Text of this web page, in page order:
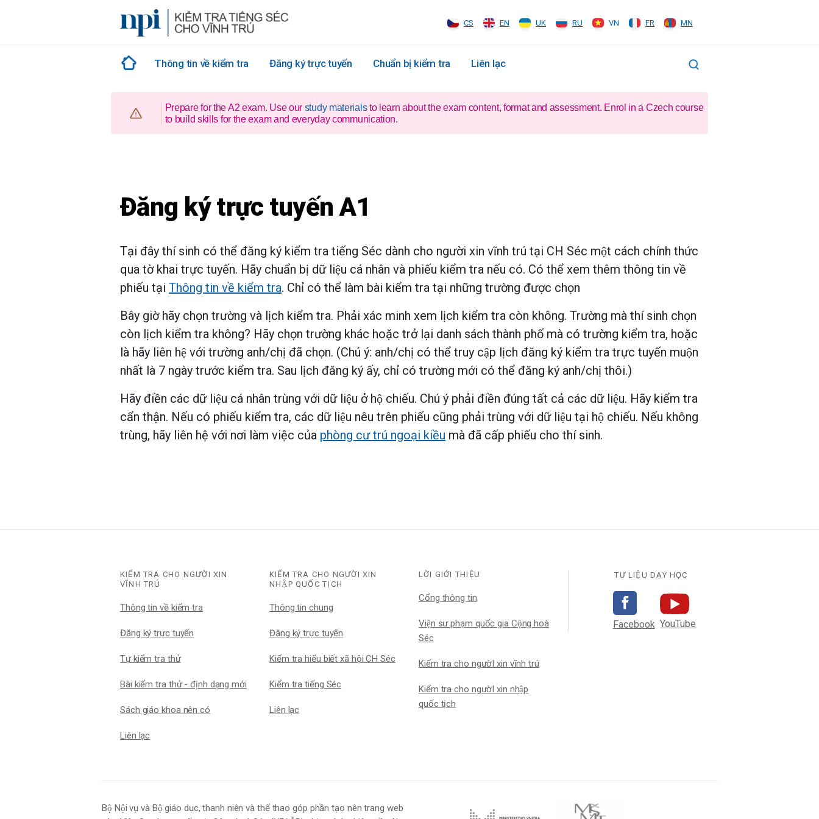
CS EN UK RU VN FR MN
Thông tin về kiểm tra Đăng ký trực tuyến Chuẩn bị kiểm tra Liên lạc
Prepare for the A2 exam. Use our study materialsto learn about the exam content, format and assessment. Enrol in a Czech course
to build skills for the exam and everyday communication.
Đăng ký trực tuyến A1
Tại đây thí sinh có thể đăng ký kiểm tra tiếng Séc dành cho người xin vĩnh trú tại CH Séc một cách chính thức
qua tờ khai trực tuyến. Hãy chuẩn bị dữ liệu cá nhân và phiếu kiểm tra nếu có. Có thể xem thêm thông tin về
phiếu tại Thông tin về kiểm tra. Chỉ có thể làm bài kiểm tra tại những trường được chọn
Bây giờ hãy chọn trường và lịch kiểm tra. Phải xác minh xem lịch kiểm tra còn không. Trường mà thí sinh chọn
còn lịch kiểm tra không? Hãy chọn trường khác hoặc trở lại danh sách thành phố mà có trường kiểm tra, hoặc
là hãy liên hệ với trường anh/chị đã chọn. (Chú ý: anh/chị có thể truy cập lịch đăng ký kiểm tra trực tuyến muộn
nhất là 7 ngày trước kiểm tra. Sau lịch đăng ký ấy, chỉ có trường mới có thể đăng ký anh/chị thôi.)
Hãy điền các dữ liệu cá nhân trùng với dữ liệu ở hộ chiếu. Chú ý phải điền đúng tất cả các dữ liệu. Hãy kiểm tra
cẩn thận. Nếu có phiếu kiểm tra, các dữ liệu nêu trên phiếu cũng phải trùng với dữ liệu tại hộ chiếu. Nếu không
trùng, hãy liên hệ với nơi làm việc của phòng cư trú ngoại kiều mà đã cấp phiếu cho thí sinh.
KIỂM TRA CHO NGƯỜI XIN
VĨNH TRÚ
Thông tin về kiểm tra
Đăng ký trực tuyến
Tự kiểm tra thử
Bài kiểm tra thử - định dạng mới
Sách giáo khoa nên có
Liên lạc
KIỂM TRA CHO NGƯỜI XIN
NHẬP QUỐC TỊCH
Thông tin chung
Đăng ký trực tuyến
Kiểm tra hiểu biết xã hội CH Séc
Kiểm tra tiếng Séc
Liên lạc
LỜI GIỚI THIỆU
Cổng thông tin
Viện sư phạm quốc gia Cộng hoà
Séc
Kiểm tra cho ngườI xin vĩnh trú
Kiểm tra cho ngườI xin nhập
quốc tịch
TƯ LIỆU DẠY HỌC
Facebook YouTube
Bộ Nội vụ và Bộ giáo dục, thanh niên và thể thao góp phần tạo nên trang web